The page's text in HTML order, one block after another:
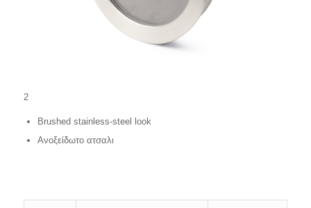
2
Brushed stainless-steel look
Ανοξείδωτο ατσαλι